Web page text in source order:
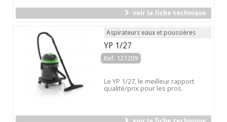
voir la fiche technique
Aspirateurs eaux et poussières
YP 1/27
Ref. 121209
Le YP 1/27, le meilleur rapport
qualité/prix pour les pros.